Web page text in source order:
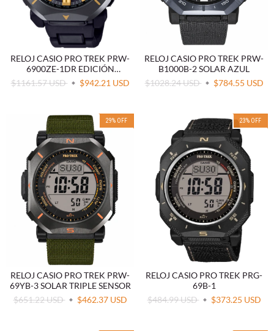
RELOJ CASIO PRO TREK PRW-
6900ZE-1DR EDICIÓN
ESPECIAL
$1161.57 USD $942.21 USD
RELOJ CASIO PRO TREK PRW-
B1000B-2 SOLAR AZUL
$1028.24 USD
$784.55 USD
29% OFF
RELOJ CASIO PRO TREK PRW-
69YB-3 SOLAR TRIPLE SENSOR
$651.22 USD
$462.37 USD
23% OFF
RELOJ CASIO PRO TREK PRG-
69B-1
$484.99 USD
$373.25 USD